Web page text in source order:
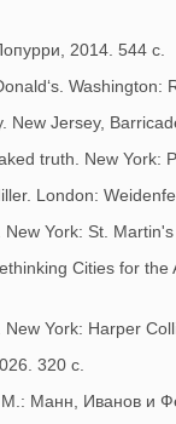
2014. 544 с.
Washington:
New Jersey,
truth. New York:
London:
York: St.
Cities for
York: Harper
320 с.
Манн, Иванов и